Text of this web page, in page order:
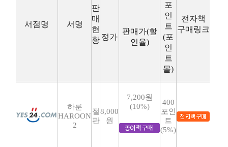
서점명 서명
판
매
현
황
전자책
구매링크
정가
판매가(할
인율)
포
인
트
(포
인
트
몰)
하룬
HAROON
2
절
판
8,000
원
7,200원
(10%)
400
포인
트
(5%)